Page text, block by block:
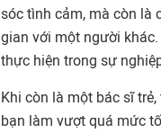
sóc tình cảm, mà còn là
gian với một người
thực hiện trong sự
Khi còn là một bác sĩ
bạn làm vượt quá mức